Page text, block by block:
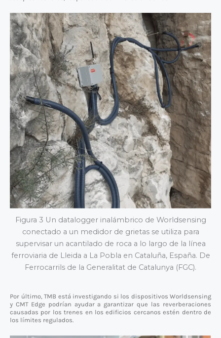
Figura 3 Un datalogger inalámbrico de Worldsensing
conectado a un medidor de grietas se utiliza para
supervisar un acantilado de roca a lo largo de la línea
ferroviaria de Lleida a La Pobla en Cataluña, España. De
Ferrocarrils de la Generalitat de Catalunya (FGC).
Por último, TMB está investigando si los dispositivos Worldsensing
y CMT Edge podrían ayudar a garantizar que las reverberaciones
causadas por los trenes en los edificios cercanos estén dentro de
los límites regulados.